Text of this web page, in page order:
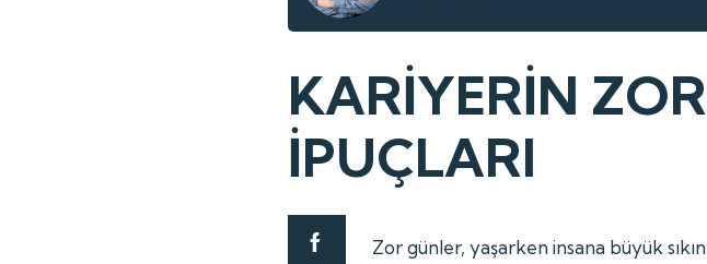
KARİYERİN
İPUÇLARI
Zor günler, yaşarken insana büyük